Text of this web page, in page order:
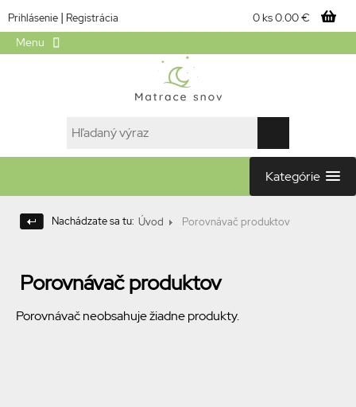
Prihlásenie | Registrácia 0 ks0.00 €
Menu
Kategórie
Nachádzate sa tu: Úvod Porovnávač produktov
Porovnávač produktov
Porovnávač neobsahuje žiadne produkty.